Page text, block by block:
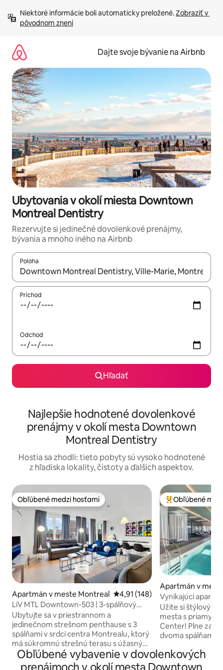
obsah.
Niektoré informácie boli automaticky preložené. Zobraziť v
pôvodnom znení
Dajte svoje bývanie na Airbnb
Ubytovania v okolí miesta Downtown
Montreal Dentistry
Rezervujte si jedinečné dovolenkové prenájmy,
bývania a mnoho iného na Airbnb
Poloha
Keď budú výsledky k dispozícii, môžete si ich prechádzať
Príchod
Odchod
Hľadať
Najlepšie hodnotené dovolenkové
prenájmy v okolí mesta Downtown
Montreal Dentistry
Hostia sa zhodli: tieto pobyty sú vysoko hodnotené
z hľadiska lokality, čistoty a ďalších aspektov.
Obľúbené medzi hosťami
Obľúbené medzi hosťami
Apartmán v meste Montreal Priemerné ohodnotenie 4,91 z
4,91 (148)
LiV MTL Downtown-503 | 3-spálňový
penthouse + veľká strešná terasa
Ubytujte sa v priestrannom a
jedinečnom strešnom penthause s 3
spálňami v srdci centra Montrealu, ktorý
má súkromnú strešnú terasu s úžasným
výhľadom na mesto – ideálne pre rodiny,
skupiny, krátke výlety a dlhšie pobyty.
Najobľúbenejšie
Obľúbené
Apartmán v
Vynikajúci
spálňami, 2
bezplatným
Užite si štýlový
mesta s priamym
Center! Plne zariadený apartmán s
dvoma spálňami
rýchlovarnú
náradie. K
Obľúbené vybavenie v dovolenkových
prenájmoch v okolí mesta Downtown